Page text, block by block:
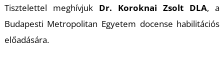
Tisztelettel meghívjuk Dr. Koroknai Zsolt DLA, a
Budapesti Metropolitan Egyetem docense habilitációs
előadására.